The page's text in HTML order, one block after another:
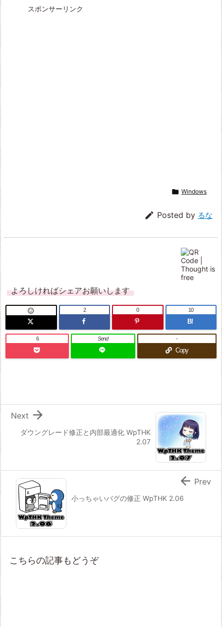
スポンサーリンク
 Windows
 Posted by るな
よろしければシェアお願いします
 2 0
B!
10
6 Send
Copy
-
ダウングレード修正と内部最適化 WpTHK
2.07

Next
小っちゃいバグの修正 WpTHK 2.06
 Prev
こちらの記事もどうぞ